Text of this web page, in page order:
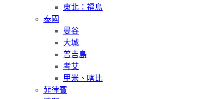
東北：福島
泰國
曼谷
大城
普吉島
考艾
甲米、喀比
菲律賓